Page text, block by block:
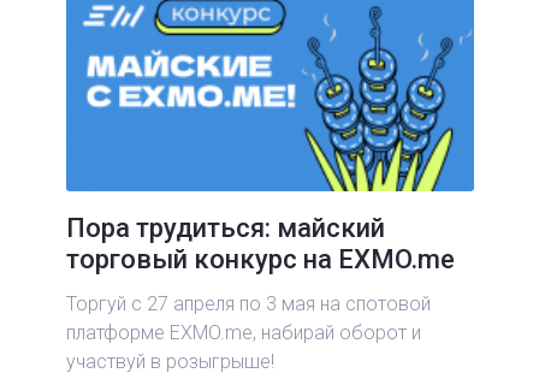
Пора трудиться: майский
торговый конкурс на EXMO.me
Торгуй с 27 апреля по 3 мая на спотовой
платформе EXMO.me, набирай оборот и
участвуй в розыгрыше!